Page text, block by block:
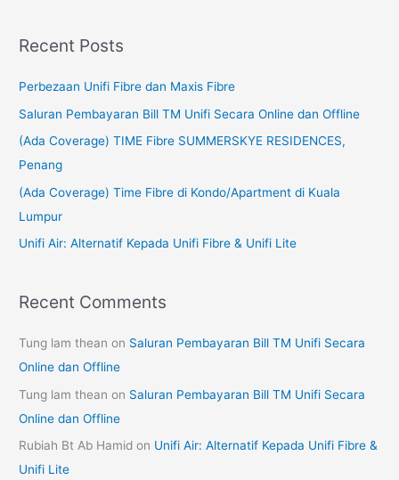
r
o
r
:
Recent Posts
Perbezaan Unifi Fibre dan Maxis Fibre
Saluran Pembayaran Bill TM Unifi Secara Online dan Offline
(Ada Coverage) TIME Fibre SUMMERSKYE RESIDENCES,
Penang
(Ada Coverage) Time Fibre di Kondo/Apartment di Kuala
Lumpur
Unifi Air: Alternatif Kepada Unifi Fibre & Unifi Lite
Recent Comments
Tung lam thean on Saluran Pembayaran Bill TM Unifi Secara
Online dan Offline
Tung lam thean on Saluran Pembayaran Bill TM Unifi Secara
Online dan Offline
Rubiah Bt Ab Hamid on Unifi Air: Alternatif Kepada Unifi Fibre &
Unifi Lite